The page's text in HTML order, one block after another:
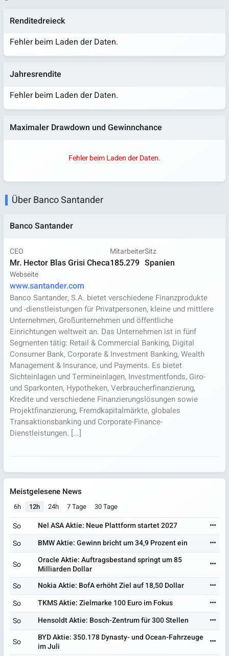
Renditedreieck
Fehler beim Laden der Daten.
Jahresrendite
Fehler beim Laden der Daten.
Maximaler Drawdown und Gewinnchance
Fehler beim Laden der Daten.
Über Banco Santander
Banco Santander
CEO
Mr. Hector Blas Grisi Checa
Mitarbeiter
185.279
Sitz
Spanien
Webseite
www.santander.com
Banco Santander, S.A. bietet verschiedene Finanzprodukte
und -dienstleistungen für Privatpersonen, kleine und mittlere
Unternehmen, Großunternehmen und öffentliche
Einrichtungen weltweit an. Das Unternehmen ist in fünf
Segmenten tätig: Retail & Commercial Banking, Digital
Consumer Bank, Corporate & Investment Banking, Wealth
Management & Insurance, und Payments. Es bietet
Sichteinlagen und Termineinlagen, Investmentfonds, Giro-
und Sparkonten, Hypotheken, Verbraucherfinanzierung,
Kredite und verschiedene Finanzierungslösungen sowie
Projektfinanzierung, Fremdkapitalmärkte, globales
Transaktionsbanking und Corporate-Finance-
Dienstleistungen. [...]
Meistgelesene News
6h 12h 24h 7 Tage 30 Tage
So
Nel ASA Aktie: Neue Plattform startet 2027
So
BMW Aktie: Gewinn bricht um 34,9 Prozent ein
So
Oracle Aktie: Auftragsbestand springt um 85
Milliarden Dollar
So
Nokia Aktie: BofA erhöht Ziel auf 18,50 Dollar
So
TKMS Aktie: Zielmarke 100 Euro im Fokus
So
Hensoldt Aktie: Bosch-Zentrum für 300 Stellen
So
BYD Aktie: 350.178 Dynasty- und Ocean-Fahrzeuge
im Juli